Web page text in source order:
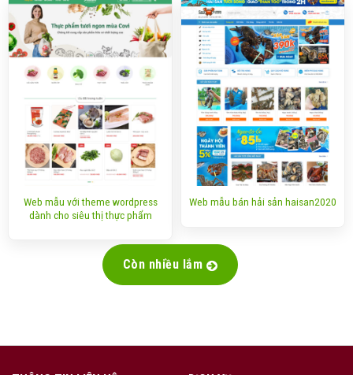
Web mẫu với theme wordpress
dành cho siêu thị thực phẩm
Web mẫu bán hải sản haisan2020
Còn nhiều lắm